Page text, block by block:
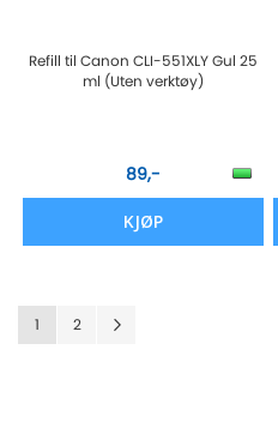
Refill til Canon CLI-551XLY Gul 25
ml (Uten verktøy)
89,-
KJØP
Siden
You're currently reading page
1 Siden
2